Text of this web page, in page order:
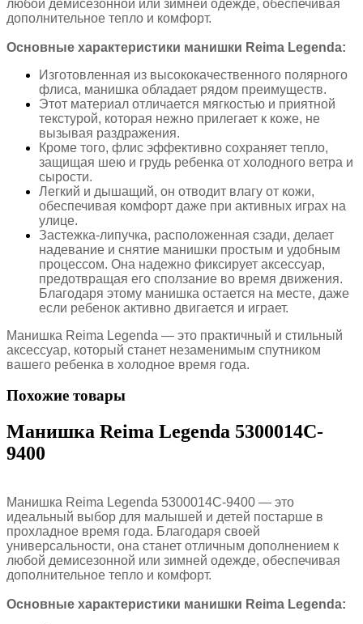
любой демисезонной или зимней одежде, обеспечивая
дополнительное тепло и комфорт.
Основные характеристики манишки Reima Legenda:
Изготовленная из высококачественного полярного
флиса, манишка обладает рядом преимуществ.
Этот материал отличается мягкостью и приятной
текстурой, которая нежно прилегает к коже, не
вызывая раздражения.
Кроме того, флис эффективно сохраняет тепло,
защищая шею и грудь ребенка от холодного ветра и
сырости.
Легкий и дышащий, он отводит влагу от кожи,
обеспечивая комфорт даже при активных играх на
улице.
Застежка-липучка, расположенная сзади, делает
надевание и снятие манишки простым и удобным
процессом. Она надежно фиксирует аксессуар,
предотвращая его сползание во время движения.
Благодаря этому манишка остается на месте, даже
если ребенок активно двигается и играет.
Манишка Reima Legenda — это практичный и стильный
аксессуар, который станет незаменимым спутником
вашего ребенка в холодное время года.
Похожие товары
Манишка Reima Legenda 5300014C-
9400
Манишка Reima Legenda 5300014C-9400 — это
идеальный выбор для малышей и детей постарше в
прохладное время года. Благодаря своей
универсальности, она станет отличным дополнением к
любой демисезонной или зимней одежде, обеспечивая
дополнительное тепло и комфорт.
Основные характеристики манишки Reima Legenda: